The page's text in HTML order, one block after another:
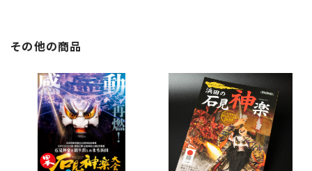
その他の商品